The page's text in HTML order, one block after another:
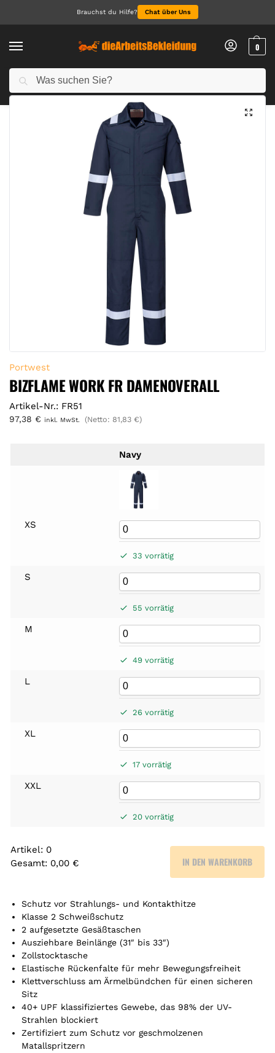
Brauchst du Hilfe? Chat über Uns
0
Start Arbeitskleidung Herren
Portwest
BIZFLAME WORK FR DAMENOVERALL
Artikel-Nr.: FR51
97,38 € inkl. MwSt. (Netto: 81,83 €)
Navy
XS
33 vorrätig
S
55 vorrätig
M
49 vorrätig
L
26 vorrätig
XL
17 vorrätig
XXL
20 vorrätig
Artikel: 0
Gesamt: 0,00 €
r
t
i
k
e
l
.
o
IN DEN WARENKORB
Schutz vor Strahlungs- und Kontakthitze
Klasse 2 Schweißschutz
2 aufgesetzte Gesäßtaschen
Ausziehbare Beinlänge (31″ bis 33″)
Zollstocktasche
Elastische Rückenfalte für mehr Bewegungsfreiheit
Klettverschluss am Ärmelbündchen für einen sicheren
Sitz
40+ UPF klassifiziertes Gewebe, das 98% der UV-
Strahlen blockiert
Zertifiziert zum Schutz vor geschmolzenen
Matallspritzern